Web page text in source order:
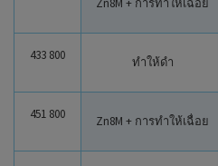
Zn8M + การทำให้เฉื่อย
433 800 ทำให้ดำ
451 800 Zn8M + การทำให้เฉื่อย